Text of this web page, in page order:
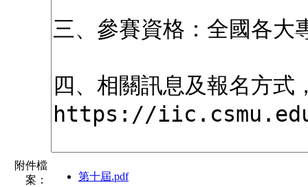
附件檔
案：
第十屆.pdf